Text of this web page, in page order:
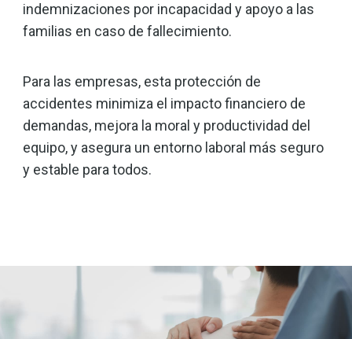
indemnizaciones por incapacidad y apoyo a las
familias en caso de fallecimiento.
Para las empresas, esta protección de
accidentes minimiza el impacto financiero de
demandas, mejora la moral y productividad del
equipo, y asegura un entorno laboral más seguro
y estable para todos.